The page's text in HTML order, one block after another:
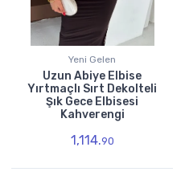
Yeni Gelen
Uzun Abiye Elbise
Yırtmaçlı Sırt Dekolteli
Şık Gece Elbisesi
Kahverengi
1,114.90